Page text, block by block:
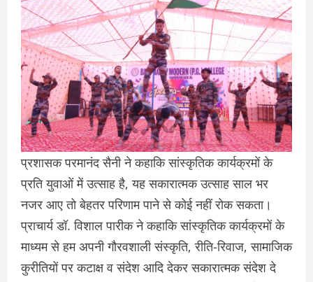
प्रशासक परमानंद सैनी ने कहाकि सांस्कृतिक कार्यक्रमों के
प्रति युवाओं में उत्साह है, यह सकारात्मक उत्साह साल भर
नजर आए तो बेहतर परिणाम पाने से कोई नहीं रोक सकता।
प्राचार्य डॉ. विशाल पारीक ने कहाकि सांस्कृतिक कार्यक्रमों के
माध्यम से हम अपनी गौरवशाली संस्कृति, रीति-रिवाज, सामाजिक
कुरीतियों पर कटाक्ष व संदेश आदि देकर सकारात्मक संदेश दे